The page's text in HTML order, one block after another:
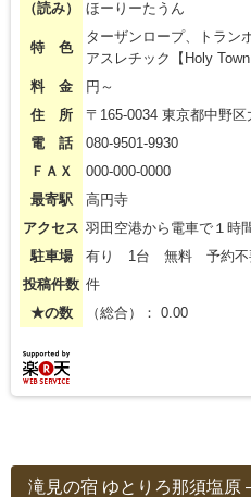
（読み）
ほーりーたうん
特 色
ターザンロープ、トラン
アスレチック【Holy Town
料 金
円～
住 所
〒165-0034 東京都中野区
電 話
080-9501-9930
ＦＡＸ
000-000-0000
最寄駅
高円寺
アクセス 羽田空港から電車で１時
駐車場
有り 1台 無料 予約不
投稿件数 件
★の数
（総合）： 0.00
滝見の宿 ゆとりろ那須塩原